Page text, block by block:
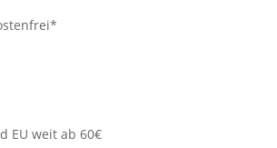
EU weit ab 60€